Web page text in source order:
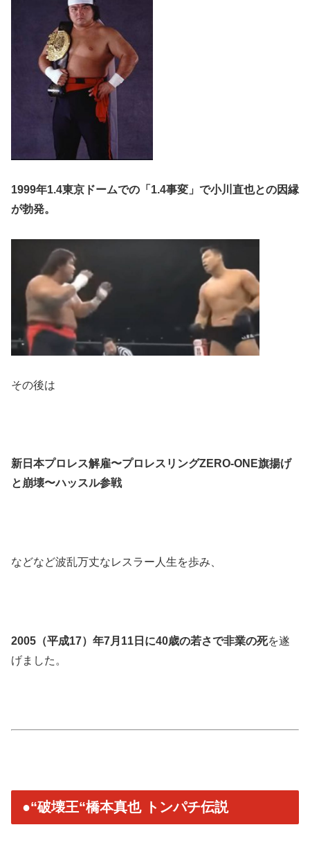
1999年1.4東京ドームでの「1.4事変」で小川直也との因縁
が勃発。
その後は
新日本プロレス解雇〜プロレスリングZERO-ONE旗揚げ
と崩壊〜ハッスル参戦
などなど波乱万丈なレスラー人生を歩み、
2005（平成17）年7月11日に40歳の若さで非業の死を遂
げました。
●“破壊王“橋本真也 トンパチ伝説